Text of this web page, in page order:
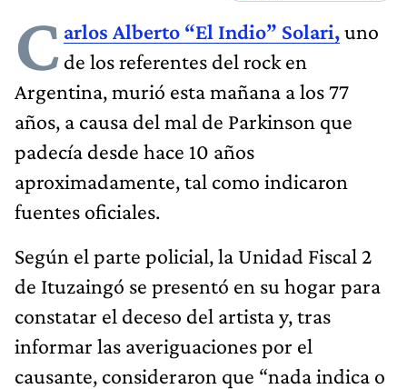
C arlos Alberto “El Indio” Solari,uno
de los referentes del rock en
Argentina, murió esta mañana a los 77
años, a causa del mal de Parkinson que
padecía desde hace 10 años
aproximadamente, tal como indicaron
fuentes oficiales.
Según el parte policial, la Unidad Fiscal 2
de Ituzaingó se presentó en su hogar para
constatar el deceso del artista y, tras
informar las averiguaciones por el
causante, consideraron que “nada indica o